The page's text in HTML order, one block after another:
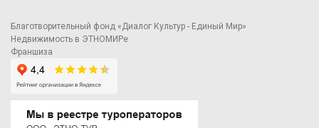
Благотворительный фонд «Диалог Культур - Единый Мир»
Недвижимость в ЭТНОМИРе
Франшиза